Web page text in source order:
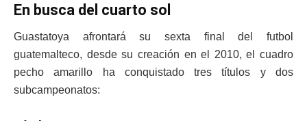
En busca del cuarto sol
Guastatoya afrontará su sexta final del futbol
guatemalteco, desde su creación en el 2010, el cuadro
pecho amarillo ha conquistado tres títulos y dos
subcampeonatos: